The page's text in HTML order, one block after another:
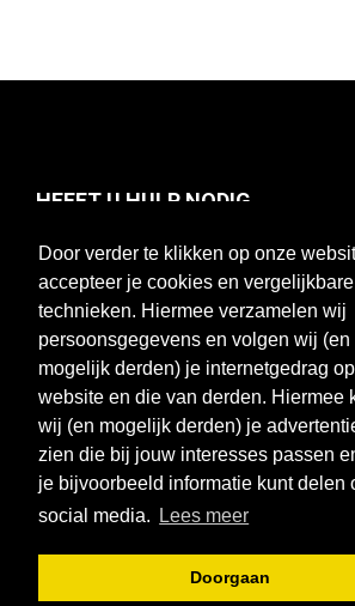
Door verder te klikken op onze
accepteer je cookies en vergelijkbare
technieken. Hiermee verzamelen wij
persoonsgegevens en volgen wij (en
mogelijk derden) je internetgedrag
website en die van derden. Hiermee
wij (en mogelijk derden) je
zien die bij jouw interesses passen
je bijvoorbeeld informatie kunt delen
social media.
Lees meer
Doorgaan
HEEFT U HULP NODIG
ONTDEK
BETAALMETHODEN
BEZOEK ONZE WINKEL